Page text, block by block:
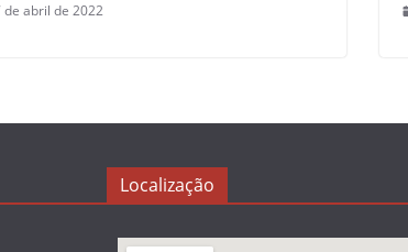
de abril de 2022
Localização